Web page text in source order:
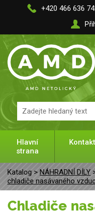
+420 466 636
Hlavní
strana
Kontakt
Katalog > NÁHRADNÍ DÍLY
chladiče nasávaného
chladiče